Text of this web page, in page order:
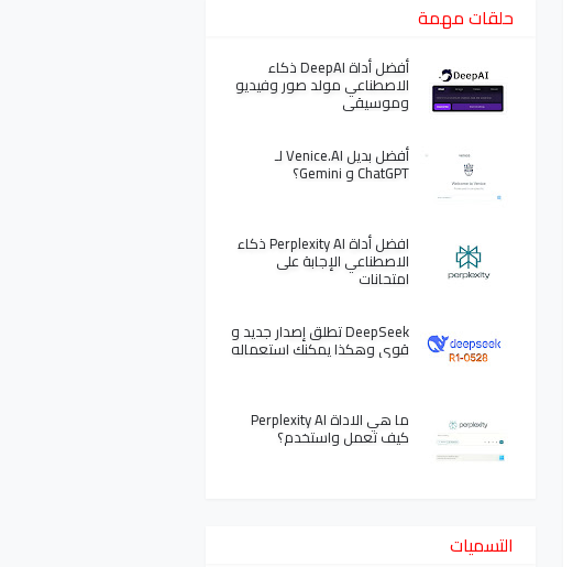
حلقات مهمة
أفضل أداة DeepAI ذكاء
الاصطناعي مولد صور وفيديو
وموسيقى
أفضل بديل Venice.AI لـ
ChatGPT و Gemini؟
افضل أداة Perplexity AI ذكاء
الاصطناعي الإجابة على
امتحانات
DeepSeek تطلق إصدار جديد و
قوي وهكذا يمكنك استعماله
ما هي الاداة Perplexity AI
كيف تعمل واستخدم؟
التسميات